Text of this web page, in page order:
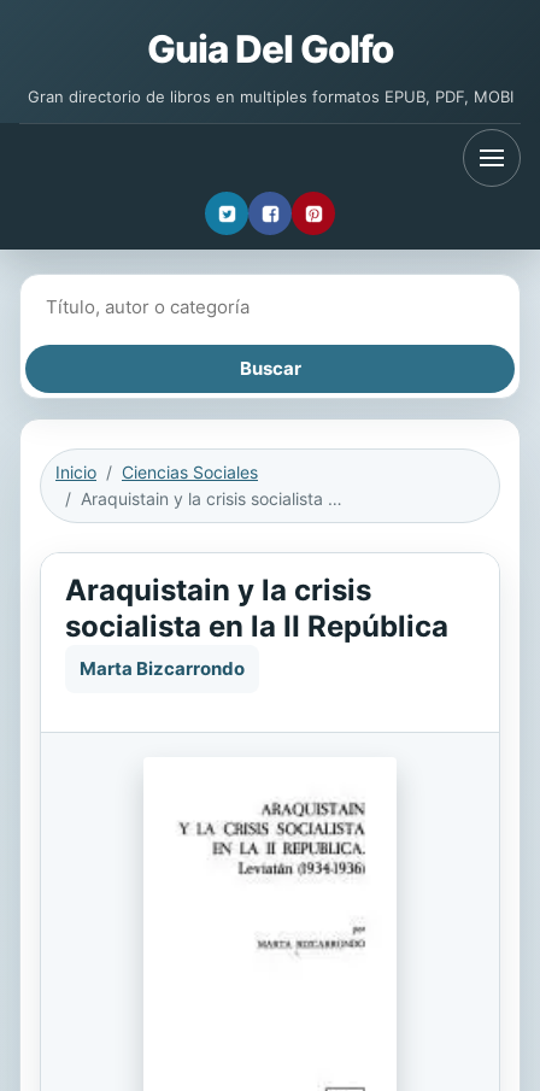
Guia Del Golfo
Gran directorio de libros en multiples formatos EPUB, PDF, MOBI
Inicio
Ciencias Sociales
Araquistain y la crisis socialista en la II República
Araquistain y la crisis
socialista en la II República
Marta Bizcarrondo